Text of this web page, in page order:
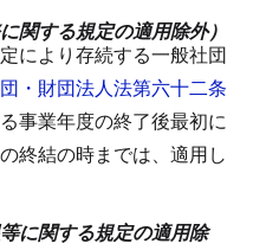
関する規定の適用除外）
により存続する一般社団
・財団法人法第六十二条
事業年度の終了後最初に
終結の時までは、適用し
に関する規定の適用除